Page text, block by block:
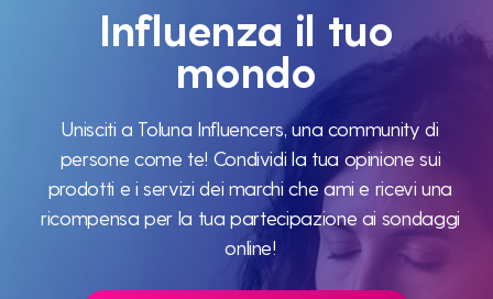
Influenza
il tuo
mondo
Influenza il tuo
mondo
Unisciti a Toluna Influencers, una community di
persone come te! Condividi la tua opinione sui
prodotti e i servizi dei marchi che ami e ricevi una
ricompensa per la tua partecipazione ai sondaggi
online!